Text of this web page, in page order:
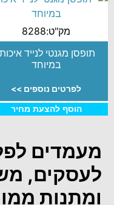
מק"ט:8288
תופסן מגנטי לנייד
במיוחד
לפרטים נוספים >>
הוסף להצעת מחיר
מעמדים
לעסקים,
ומתנות